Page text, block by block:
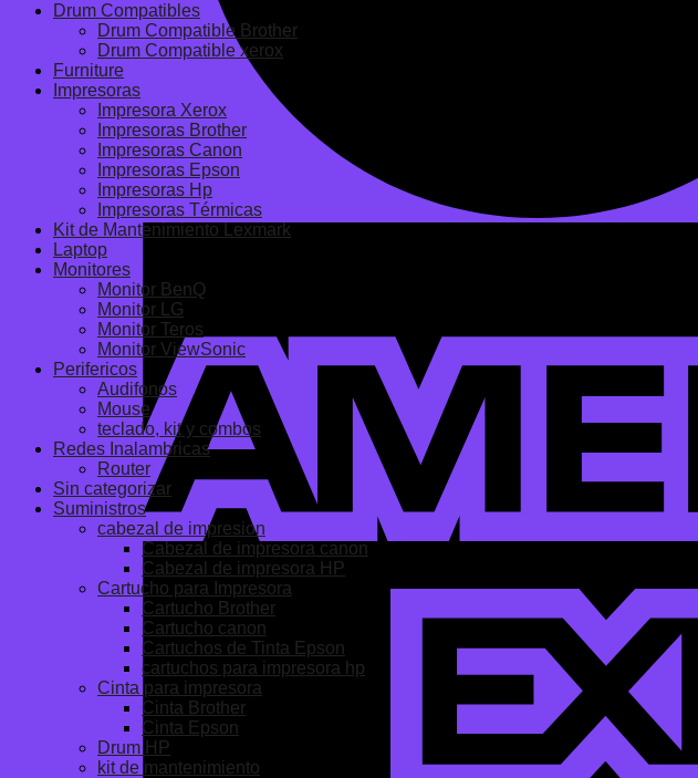
Drum Compatibles
Drum Compatible Brother
Drum Compatible xerox
Furniture
Impresoras
Impresora Xerox
Impresoras Brother
Impresoras Canon
Impresoras Epson
Impresoras Hp
Impresoras Térmicas
Kit de Mantenimiento Lexmark
Laptop
Monitores
Monitor BenQ
Monitor LG
Monitor Teros
Monitor ViewSonic
Perifericos
Audifonos
Mouse
teclado, kit y combos
Redes Inalambricas
Router
Sin categorizar
Suministros
cabezal de impresion
Cabezal de impresora canon
Cabezal de impresora HP
Cartucho para Impresora
Cartucho Brother
Cartucho canon
Cartuchos de Tinta Epson
cartuchos para impresora hp
Cinta para impresora
Cinta Brother
Cinta Epson
Drum HP
kit de mantenimiento